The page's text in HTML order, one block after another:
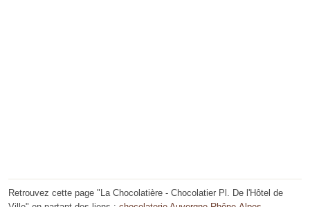
Retrouvez cette page "La Chocolatière - Chocolatier Pl. De l'Hôtel de